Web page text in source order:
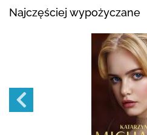
Najczęściej wypożyczane